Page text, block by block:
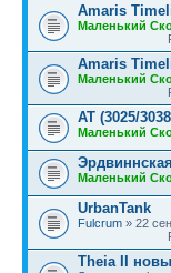
Amaris
Маленький
Amaris
Маленький
AT (3025/
Маленький
Маленький
UrbanTank
Fulcrum » 22
Theia II